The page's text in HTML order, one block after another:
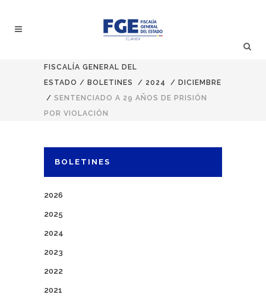
FISCALÍA GENERAL DEL
ESTADO / BOLETINES / 2024 / DICIEMBRE
/ SENTENCIADO A 29 AÑOS DE PRISIÓN
POR VIOLACIÓN
BOLETINES
2026
2025
2024
2023
2022
2021